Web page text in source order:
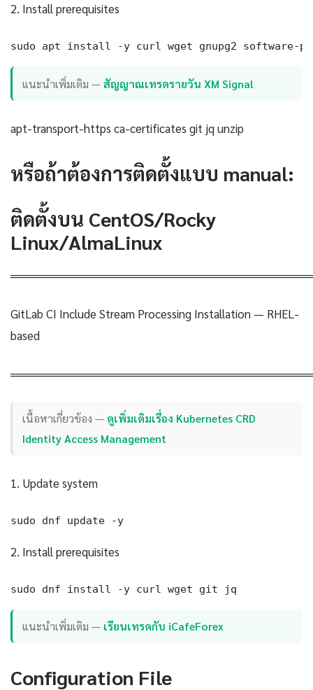
2. Install prerequisites
sudo apt install -y curl wget gnupg2 software-
แนะนำเพิ่มเติม —สัญญาณเทรดรายวัน XM Signal
apt-transport-https ca-certificates git jq unzip
หรือถ้าต้องการติดตั้งแบบ manual:
ติดตั้งบน CentOS/Rocky
Linux/AlmaLinux
GitLab CI Include Stream Processing Installation — RHEL-
based
เนื้อหาเกี่ยวข้อง — ดูเพิ่มเติมเรื่อง Kubernetes CRD
Identity Access Management
1. Update system
sudo dnf update -y
2. Install prerequisites
sudo dnf install -y curl wget git jq
แนะนำเพิ่มเติม — เรียนเทรดกับ iCafeForex
Configuration File